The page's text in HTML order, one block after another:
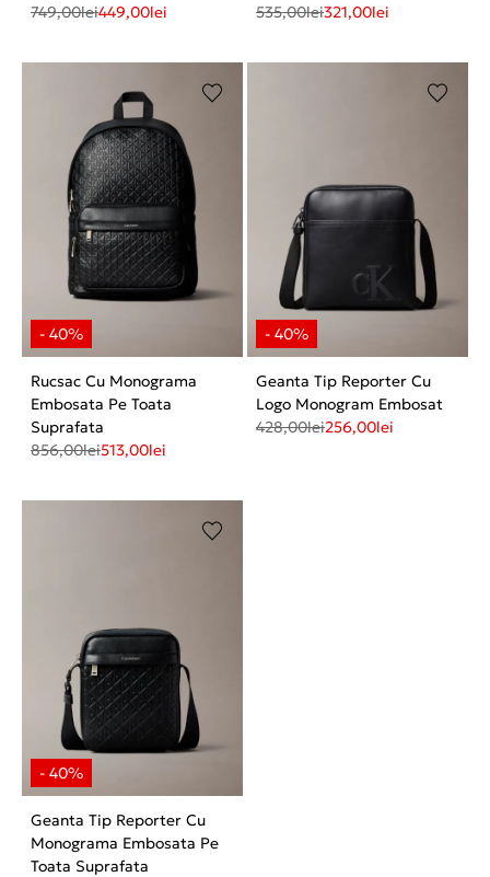
749,00lei449,00lei
535,00lei321,00lei
Rucsac Cu Monograma
Embosata Pe Toata
Suprafata
856,00lei513,00lei
Geanta Tip Reporter Cu
Logo Monogram Embosat
428,00lei256,00lei
Geanta Tip Reporter Cu
Monograma Embosata Pe
Toata Suprafata